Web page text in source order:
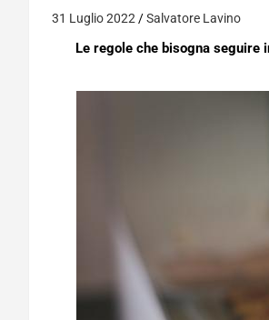
31 Luglio 2022 Salvatore Lavino
Le regole che bisogna seguire